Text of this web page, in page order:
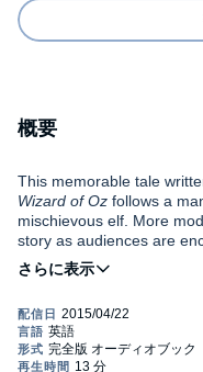
概要
This memorable tale
Wizard of Oz follows a
mischievous elf. More
story as audiences are
follow the lives and times
Public Domain (P)2015